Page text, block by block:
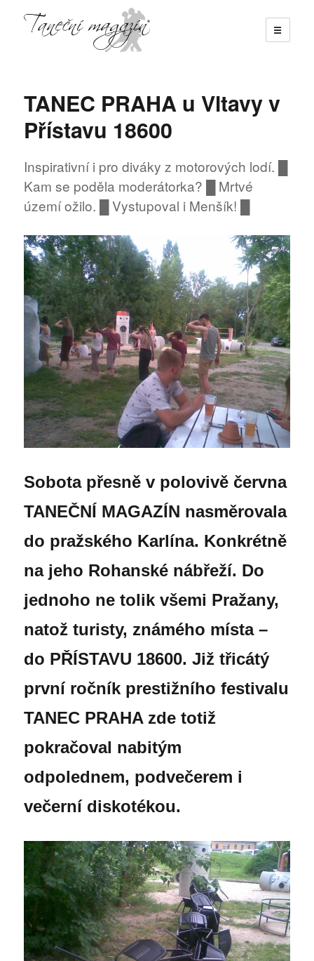
☰
TANEC PRAHA u Vltavy v
Přístavu 18600
Inspirativní i pro diváky z motorových lodí. █
Kam se poděla moderátorka? █ Mrtvé
území ožilo. █ Vystupoval i Menšík! █
Sobota přesně v polovivě června
TANEČNÍ MAGAZÍN nasměrovala
do pražského Karlína. Konkrétně
na jeho Rohanské nábřeží. Do
jednoho ne tolik všemi Pražany,
natož turisty, známého místa –
do PŘÍSTAVU 18600. Již třicátý
první ročník prestižního festivalu
TANEC PRAHA zde totiž
pokračoval nabitým
odpolednem, podvečerem i
večerní diskotékou.